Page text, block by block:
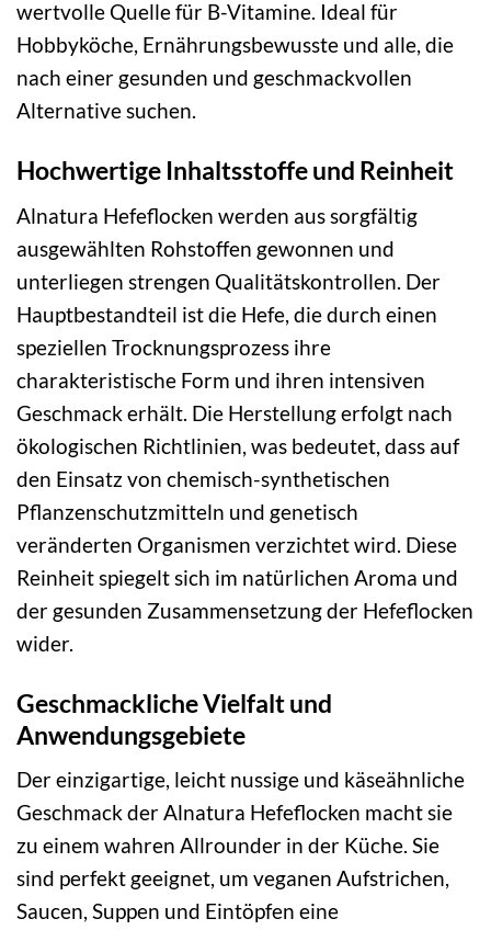
wertvolle Quelle für B-Vitamine. Ideal für
Hobbyköche, Ernährungsbewusste und alle, die
nach einer gesunden und geschmackvollen
Alternative suchen.
Hochwertige Inhaltsstoffe und Reinheit
Alnatura Hefeflocken werden aus sorgfältig
ausgewählten Rohstoffen gewonnen und
unterliegen strengen Qualitätskontrollen. Der
Hauptbestandteil ist die Hefe, die durch einen
speziellen Trocknungsprozess ihre
charakteristische Form und ihren intensiven
Geschmack erhält. Die Herstellung erfolgt nach
ökologischen Richtlinien, was bedeutet, dass auf
den Einsatz von chemisch-synthetischen
Pflanzenschutzmitteln und genetisch
veränderten Organismen verzichtet wird. Diese
Reinheit spiegelt sich im natürlichen Aroma und
der gesunden Zusammensetzung der Hefeflocken
wider.
Geschmackliche Vielfalt und
Anwendungsgebiete
Der einzigartige, leicht nussige und käseähnliche
Geschmack der Alnatura Hefeflocken macht sie
zu einem wahren Allrounder in der Küche. Sie
sind perfekt geeignet, um veganen Aufstrichen,
Saucen, Suppen und Eintöpfen eine